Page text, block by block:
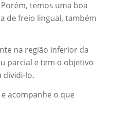
temos uma boa
de freio lingual, também
na região inferior da
parcial e tem o objetivo
dividi-lo.
acompanhe o que